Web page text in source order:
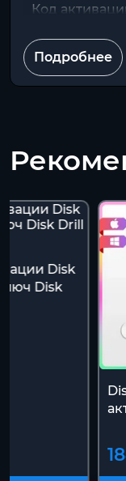
Подробнее
Disk
Disk